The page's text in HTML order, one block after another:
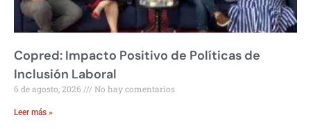
Copred: Impacto Positivo de Políticas de
Inclusión Laboral
6 de agosto, 2026 No hay comentarios
Leer más »